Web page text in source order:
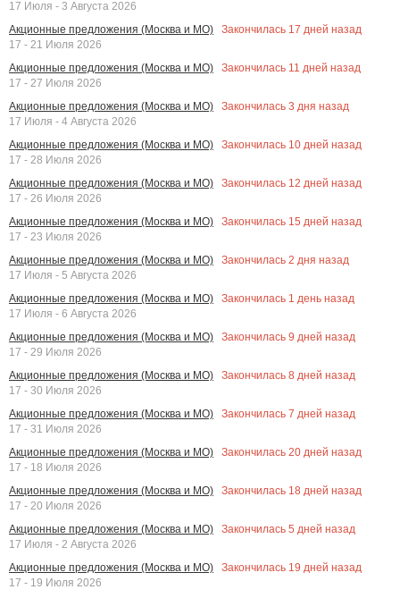
17 Июля - 3 Августа 2026
Акционные предложения (Москва и МО)
Закончилась 17 дней назад
17 - 21 Июля 2026
Акционные предложения (Москва и МО)
Закончилась 11 дней назад
17 - 27 Июля 2026
Акционные предложения (Москва и МО)
Закончилась 3 дня назад
17 Июля - 4 Августа 2026
Акционные предложения (Москва и МО)
Закончилась 10 дней назад
17 - 28 Июля 2026
Акционные предложения (Москва и МО)
Закончилась 12 дней назад
17 - 26 Июля 2026
Акционные предложения (Москва и МО)
Закончилась 15 дней назад
17 - 23 Июля 2026
Акционные предложения (Москва и МО)
Закончилась 2 дня назад
17 Июля - 5 Августа 2026
Акционные предложения (Москва и МО)
Закончилась 1 день назад
17 Июля - 6 Августа 2026
Акционные предложения (Москва и МО)
Закончилась 9 дней назад
17 - 29 Июля 2026
Акционные предложения (Москва и МО)
Закончилась 8 дней назад
17 - 30 Июля 2026
Акционные предложения (Москва и МО)
Закончилась 7 дней назад
17 - 31 Июля 2026
Акционные предложения (Москва и МО)
Закончилась 20 дней назад
17 - 18 Июля 2026
Акционные предложения (Москва и МО)
Закончилась 18 дней назад
17 - 20 Июля 2026
Акционные предложения (Москва и МО)
Закончилась 5 дней назад
17 Июля - 2 Августа 2026
Акционные предложения (Москва и МО)
Закончилась 19 дней назад
17 - 19 Июля 2026